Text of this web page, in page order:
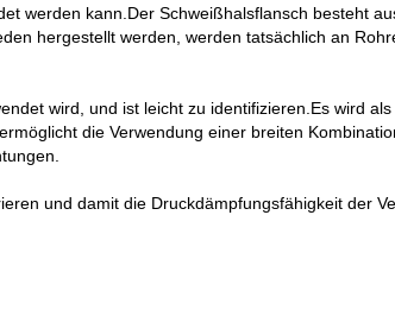
werden kann.Der Schweißhalsflansch besteht
hergestellt werden, werden tatsächlich an
wird, und ist leicht zu identifizieren.Es wird
die Verwendung einer breiten
und damit die Druckdämpfungsfähigkeit der